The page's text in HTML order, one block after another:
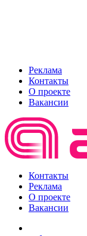
Реклама
Контакты
О проекте
Вакансии
Контакты
Реклама
О проекте
Вакансии